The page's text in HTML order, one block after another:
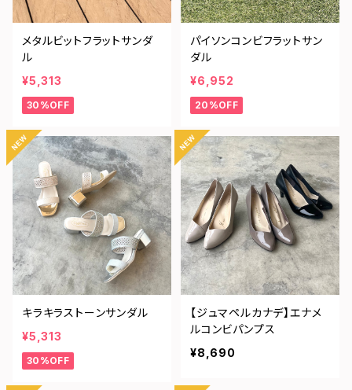
メタルビットフラットサンダ
ル
¥5,313
30%OFF
パイソンコンビフラットサン
ダル
¥6,952
20%OFF
キラキラストーンサンダル
¥5,313
30%OFF
【ジュマペルカナデ】エナメ
ルコンビパンプス
¥8,690